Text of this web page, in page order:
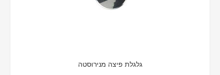
גלגלת פיצה מנירוסטה